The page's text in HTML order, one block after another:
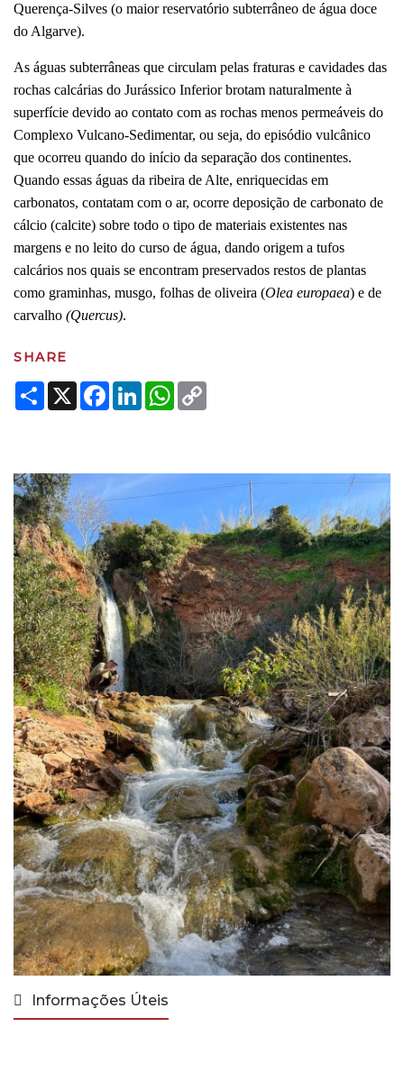
Querença-Silves (o maior reservatório subterrâneo de água doce
do Algarve).
As águas subterrâneas que circulam pelas fraturas e cavidades das
rochas calcárias do Jurássico Inferior brotam naturalmente à
superfície devido ao contato com as rochas menos permeáveis do
Complexo Vulcano-Sedimentar, ou seja, do episódio vulcânico
que ocorreu quando do início da separação dos continentes.
Quando essas águas da ribeira de Alte, enriquecidas em
carbonatos, contatam com o ar, ocorre deposição de carbonato de
cálcio (calcite) sobre todo o tipo de materiais existentes nas
margens e no leito do curso de água, dando origem a tufos
calcários nos quais se encontram preservados restos de plantas
como graminhas, musgo, folhas de oliveira (Olea europaea) e de
carvalho (Quercus).
SHARE
Share
X Facebook
LinkedInWhatsApp
Informações Úteis